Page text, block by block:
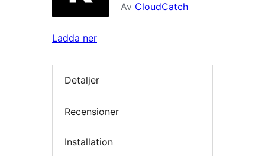
Av CloudCatch
Ladda ner
Detaljer
Recensioner
Installation